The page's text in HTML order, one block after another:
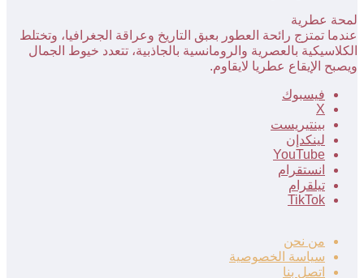
لمحة عطرية
عندما تمتزج رائحة العطور بعبق التاريخ وعراقة الجغرافيا، وتختلط
الكلاسيكية بالعصرية والرومانسية بالجاذبية، تتعدد خيوط الجمال
ويصبح الإيقاع عطريا لايقاوم.
فيسبوك
‫X
بينتيريست
لينكدإن
‫YouTube
انستقرام
تيلقرام
‫TikTok
من نحن
سياسة الخصوصية
اتصل بنا